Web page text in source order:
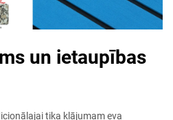
un ietaupības
tika klājumam eva